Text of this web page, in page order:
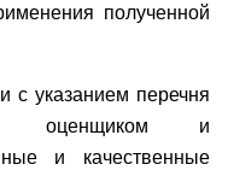
полученной
с указанием перечня
оценщиком и
и качественные